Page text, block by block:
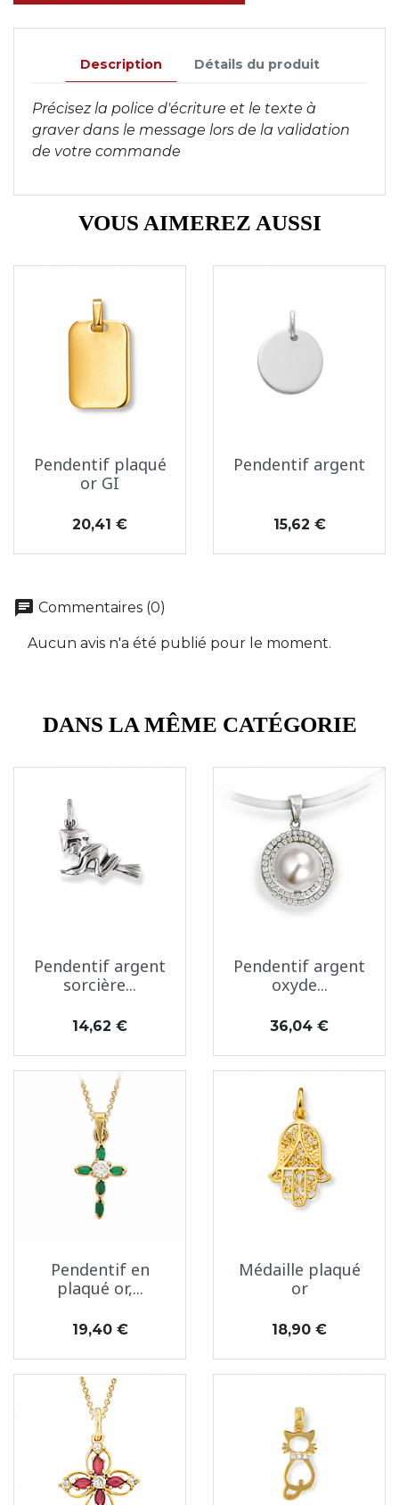
Description Détails du produit
Précisez la police d'écriture et le texte à
graver dans le message lors de la validation
de votre commande
VOUS AIMEREZ AUSSI
Pendentif plaqué
or GI
Prix
20,41 €
Pendentif argent
Prix
15,62 €
chat Commentaires (0)
Aucun avis n'a été publié pour le moment.
DANS LA MÊME CATÉGORIE
Pendentif argent
sorcière...
Prix
14,62 €
Pendentif argent
oxyde...
Prix
36,04 €
Pendentif en
plaqué or,...
Prix
19,40 €
Médaille plaqué
or
Prix
18,90 €